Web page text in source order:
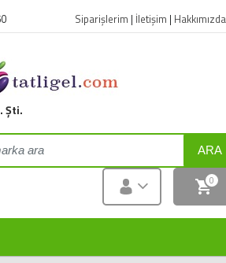
Siparişlerim | İletişim | Hakkımızda
Şti.
ARA
0